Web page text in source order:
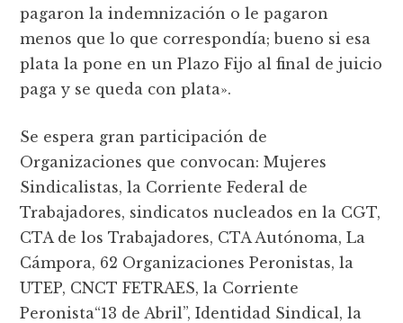
pagaron la indemnización o le pagaron
menos que lo que correspondía; bueno si esa
plata la pone en un Plazo Fijo al final de juicio
paga y se queda con plata».
Se espera gran participación de
Organizaciones que convocan: Mujeres
Sindicalistas, la Corriente Federal de
Trabajadores, sindicatos nucleados en la CGT,
CTA de los Trabajadores, CTA Autónoma, La
Cámpora, 62 Organizaciones Peronistas, la
UTEP, CNCT FETRAES, la Corriente
Peronista“13 de Abril”, Identidad Sindical, la